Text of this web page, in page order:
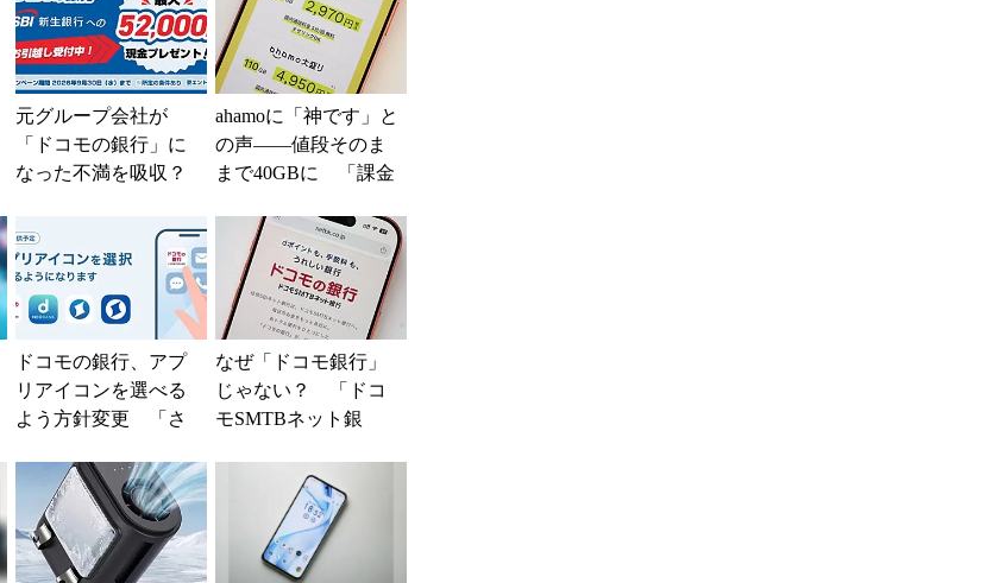
元グループ会社が
「ドコモの銀行」に
なった不満を吸収？
BIの銀行」として最
大5....
ahamoに「神です」と
の声――値段そのま
まで40GBに 「課金
た」と戸惑いも
ドコモの銀行、アプ
リアイコンを選べる
よう方針変更 「さ
要望を踏まえ」
なぜ「ドコモ銀行」
じゃない？ 「ドコ
モSMTBネット銀
た通信と金融の“パワ
ーバラン...